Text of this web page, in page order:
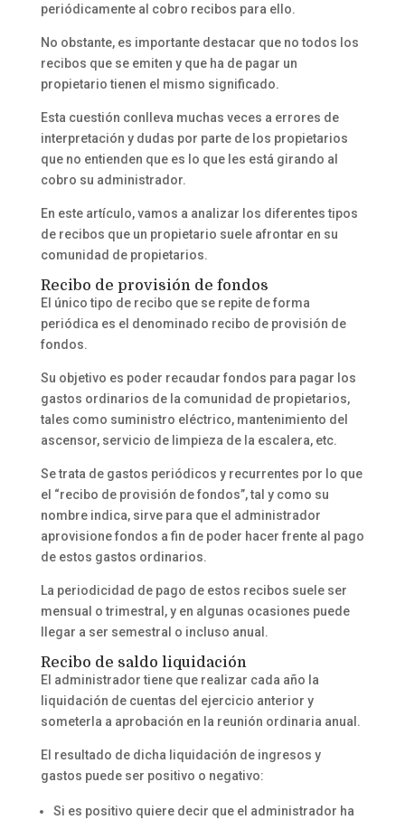
periódicamente al cobro recibos para ello.
No obstante, es importante destacar que no todos los
recibos que se emiten y que ha de pagar un
propietario tienen el mismo significado.
Esta cuestión conlleva muchas veces a errores de
interpretación y dudas por parte de los propietarios
que no entienden que es lo que les está girando al
cobro su administrador.
En este artículo, vamos a analizar los diferentes tipos
de recibos que un propietario suele afrontar en su
comunidad de propietarios.
Recibo de provisión de fondos
El único tipo de recibo que se repite de forma
periódica es el denominado recibo de provisión de
fondos.
Su objetivo es poder recaudar fondos para pagar los
gastos ordinarios de la comunidad de propietarios,
tales como suministro eléctrico, mantenimiento del
ascensor, servicio de limpieza de la escalera, etc.
Se trata de gastos periódicos y recurrentes por lo que
el “recibo de provisión de fondos”, tal y como su
nombre indica, sirve para que el administrador
aprovisione fondos a fin de poder hacer frente al pago
de estos gastos ordinarios.
La periodicidad de pago de estos recibos suele ser
mensual o trimestral, y en algunas ocasiones puede
llegar a ser semestral o incluso anual.
Recibo de saldo liquidación
El administrador tiene que realizar cada año la
liquidación de cuentas del ejercicio anterior y
someterla a aprobación en la reunión ordinaria anual.
El resultado de dicha liquidación de ingresos y
gastos puede ser positivo o negativo:
Si es positivo quiere decir que el administrador ha